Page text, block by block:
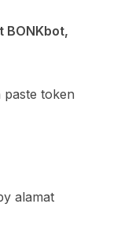
BONKbot,
paste token
alamat